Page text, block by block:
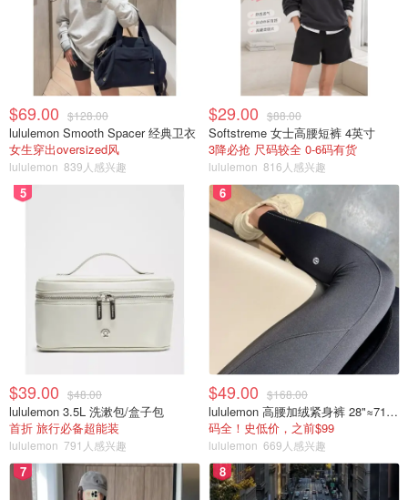
$69.00 $128.00
lululemon Smooth Spacer 经典卫衣
女生穿出oversized风
lululemon 839人感兴趣
$29.00 $88.00
Softstreme 女士高腰短裤 4英寸
3降必抢 尺码较全 0-6码有货
lululemon 816人感兴趣
5
$39.00 $48.00
lululemon 3.5L 洗漱包/盒子包
首折 旅行必备超能装
lululemon 791人感兴趣
6
$49.00 $168.00
lululemon 高腰加绒紧身裤 28"≈71cm 5个口袋
码全！史低价，之前$99
lululemon 669人感兴趣
7 8